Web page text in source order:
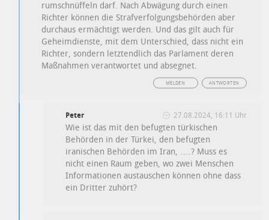
rumschnüffeln darf. Nach Abwägung durch einen
Richter können die Strafverfolgungsbehörden aber
durchaus ermächtigt werden. Und das gilt auch für
Geheimdienste, mit dem Unterschied, dass nicht ein
Richter, sondern letztendlich das Parlament deren
Maßnahmen verantwortet und absegnet.
ANTWORTEN
MELDEN
Peter 27.08.2024, 16:11 Uhr
Wie ist das mit den befugten türkischen
Behörden in der Türkei, den befugten
iranischen Behörden im Iran, ….? Muss es
nicht einen Raum geben, wo zwei Menschen
Informationen austauschen können ohne dass
ein Dritter zuhört?